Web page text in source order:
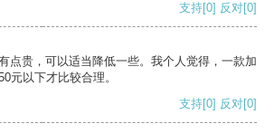
支持[0] 反对[0]
点贵，可以适当降低一些。我个人觉得，一款加
元以下才比较合理。
支持[0] 反对[0]